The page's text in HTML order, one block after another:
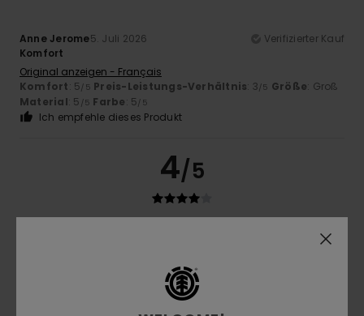
Anne Jerome5. Juli 2026
Verifizierter Kauf
Komfort
Original anzeigen - Français
Komfort: 5/5 Preis-Leistungs-Verhältnis: 3/5 Größe: Groß
Material: 5 /5 Farbe: 5/5
Ich empfehle dieses Produkt
4/5
Verifizierter Kauf
Preis-Leistungs-Verhältnis